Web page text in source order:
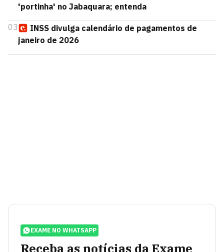
'portinha' no Jabaquara; entenda
03
INSS divulga calendário de pagamentos de
janeiro de 2026
EXAME NO WHATSAPP
Receba as notícias da Exame